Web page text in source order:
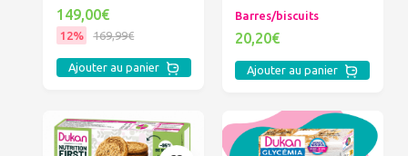
149,00€
12% 169,99€
Ajouter au panier
Barres/biscuits
20,20€
Ajouter au panier